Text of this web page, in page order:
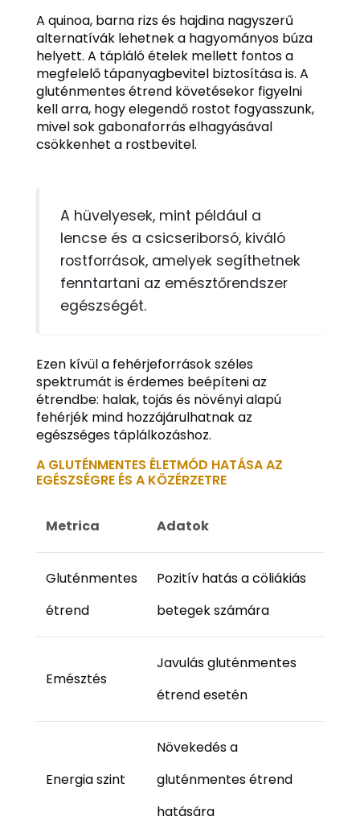
A quinoa, barna rizs és hajdina nagyszerű
alternatívák lehetnek a hagyományos búza
helyett. A tápláló ételek mellett fontos a
megfelelő tápanyagbevitel biztosítása is. A
gluténmentes étrend követésekor figyelni
kell arra, hogy elegendő rostot fogyasszunk,
mivel sok gabonaforrás elhagyásával
csökkenhet a rostbevitel.
A hüvelyesek, mint például a
lencse és a csicseriborsó, kiváló
rostforrások, amelyek segíthetnek
fenntartani az emésztőrendszer
egészségét.
Ezen kívül a fehérjeforrások széles
spektrumát is érdemes beépíteni az
étrendbe: halak, tojás és növényi alapú
fehérjék mind hozzájárulhatnak az
egészséges táplálkozáshoz.
A GLUTÉNMENTES ÉLETMÓD HATÁSA AZ
EGÉSZSÉGRE ÉS A KÖZÉRZETRE
Metrica Adatok
Gluténmentes
étrend
Pozitív hatás a cöliákiás
betegek számára
Emésztés
Javulás gluténmentes
étrend esetén
Energia szint
Növekedés a
gluténmentes étrend
hatására